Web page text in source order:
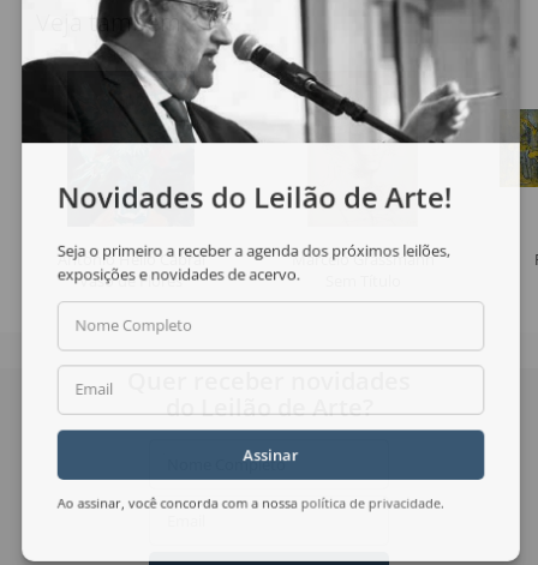
Veja também
Antonio Helio Cabral
Vaso de Flores
Marcelo Grassmann
Novidades do Leilão de Arte!
Seja o primeiro a receber a agenda dos próximos leilões,
exposições e novidades de acervo.
Nome Completo
Email
Assinar
Ao assinar, você concorda com a nossa política de privacidade.
do Leilão de Arte?
Nome Completo